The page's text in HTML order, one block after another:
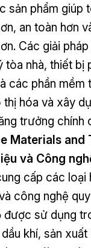
sản phẩm giúp
an toàn hơn
Các giải
tòa nhà, thiết bị
các phần mềm
hóa và xây
trưởng chính
Materials and
và Công
cấp các loại
công nghệ
được sử dụng
khí, sản